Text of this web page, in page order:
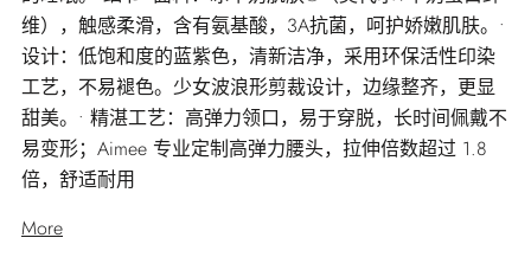
维），触感柔滑，含有氨基酸，3A抗菌，呵护娇嫩肌肤。•
设计：低饱和度的蓝紫色，清新洁净，采用环保活性印染
工艺，不易褪色。少女波浪形剪裁设计，边缘整齐，更显
甜美。• 精湛工艺：高弹力领口，易于穿脱，长时间佩戴不
易变形；Aimee 专业定制高弹力腰头，拉伸倍数超过 1.8
倍，舒适耐用
More